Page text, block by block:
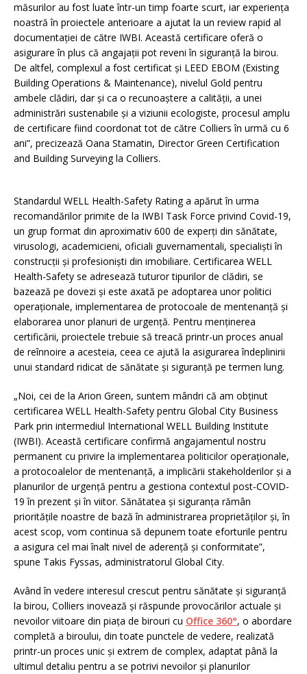
măsurilor au fost luate într-un timp foarte scurt, iar experiența
noastră în proiectele anterioare a ajutat la un review rapid al
documentației de către IWBI. Această certificare oferă o
asigurare în plus că angajații pot reveni în siguranță la birou.
De altfel, complexul a fost certificat și LEED EBOM (Existing
Building Operations & Maintenance), nivelul Gold pentru
ambele clădiri, dar și ca o recunoaștere a calității, a unei
administrări sustenabile și a viziunii ecologiste, procesul amplu
de certificare fiind coordonat tot de către Colliers în urmă cu 6
ani”, precizează Oana Stamatin, Director Green Certification
and Building Surveying la Colliers.
Standardul WELL Health-Safety Rating a apărut în urma
recomandărilor primite de la IWBI Task Force privind Covid-19,
un grup format din aproximativ 600 de experți din sănătate,
virusologi, academicieni, oficiali guvernamentali, specialiști în
construcții și profesioniști din imobiliare. Certificarea WELL
Health-Safety se adresează tuturor tipurilor de clădiri, se
bazează pe dovezi și este axată pe adoptarea unor politici
operaționale, implementarea de protocoale de mentenanță și
elaborarea unor planuri de urgență. Pentru menținerea
certificării, proiectele trebuie să treacă printr-un proces anual
de reînnoire a acesteia, ceea ce ajută la asigurarea îndeplinirii
unui standard ridicat de sănătate și siguranță pe termen lung.
„Noi, cei de la Arion Green, suntem mândri că am obținut
certificarea WELL Health-Safety pentru Global City Business
Park prin intermediul International WELL Building Institute
(IWBI). Această certificare confirmă angajamentul nostru
permanent cu privire la implementarea politicilor operaționale,
a protocoalelor de mentenanță, a implicării stakeholderilor și a
planurilor de urgență pentru a gestiona contextul post-COVID-
19 în prezent și în viitor. Sănătatea și siguranța rămân
prioritățile noastre de bază în administrarea proprietăților și, în
acest scop, vom continua să depunem toate eforturile pentru
a asigura cel mai înalt nivel de aderență și conformitate”,
spune Takis Fyssas, administratorul Global City.
Având în vedere interesul crescut pentru sănătate și siguranță
la birou, Colliers inovează și răspunde provocărilor actuale și
nevoilor viitoare din piața de birouri cu Office 360°, o abordare
completă a biroului, din toate punctele de vedere, realizată
printr-un proces unic și extrem de complex, adaptat până la
ultimul detaliu pentru a se potrivi nevoilor și planurilor